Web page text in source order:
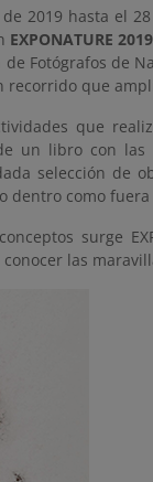
2019 hasta el
EXPONATURE
de Fotógrafos de
recorrido que
que
un libro con
selección de
dentro como fuera
surge
las